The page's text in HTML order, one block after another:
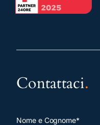
Contattaci.
Nome e Cognome*